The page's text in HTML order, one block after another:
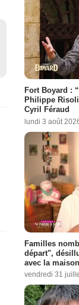
Fort Boyard :
Philippe
Cyril Féraud
lundi 3 août
Familles
départ",
avec la
vendredi 31